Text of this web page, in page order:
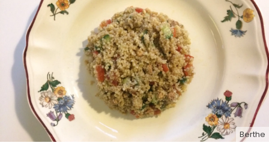
Berthe